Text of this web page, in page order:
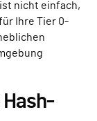
nicht einfach,
Ihre Tier 0-
Hash-